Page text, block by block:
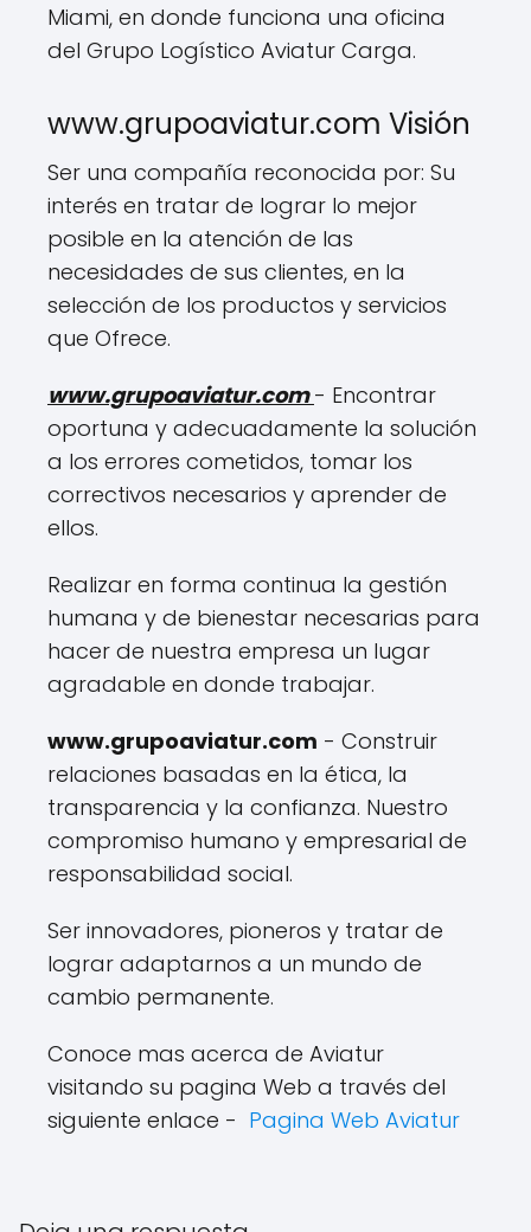
Miami, en donde funciona una oficina
del Grupo Logístico Aviatur Carga.
www.grupoaviatur.com Visión
Ser una compañía reconocida por: Su
interés en tratar de lograr lo mejor
posible en la atención de las
necesidades de sus clientes, en la
selección de los productos y servicios
que Ofrece.
www.grupoaviatur.com - Encontrar
oportuna y adecuadamente la solución
a los errores cometidos, tomar los
correctivos necesarios y aprender de
ellos.
Realizar en forma continua la gestión
humana y de bienestar necesarias para
hacer de nuestra empresa un lugar
agradable en donde trabajar.
www.grupoaviatur.com - Construir
relaciones basadas en la ética, la
transparencia y la confianza. Nuestro
compromiso humano y empresarial de
responsabilidad social.
Ser innovadores, pioneros y tratar de
lograr adaptarnos a un mundo de
cambio permanente.
Conoce mas acerca de Aviatur
visitando su pagina Web a través del
siguiente enlace - Pagina Web Aviatur